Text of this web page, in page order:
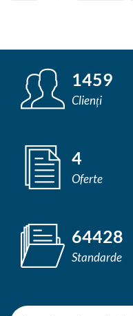
1459
Clienți
4
Oferte
64428
Standarde